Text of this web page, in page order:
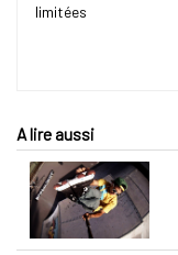
limitées
A lire aussi